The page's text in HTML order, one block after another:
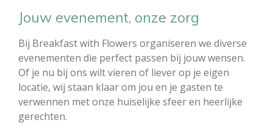
Jouw evenement, onze zorg
Bij Breakfast with Flowers organiseren we diverse
evenementen die perfect passen bij jouw wensen.
Of je nu bij ons wilt vieren of liever op je eigen
locatie, wij staan klaar om jou en je gasten te
verwennen met onze huiselijke sfeer en heerlijke
gerechten.